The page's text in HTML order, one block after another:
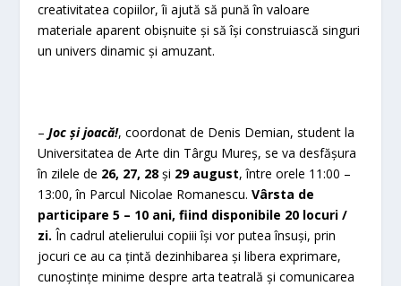
creativitatea copiilor, îi ajută să pună în valoare
materiale aparent obișnuite și să își construiască singuri
un univers dinamic și amuzant.
–Joc și joacă!, coordonat de Denis Demian, student la
Universitatea de Arte din Târgu Mureș, se va desfășura
în zilele de 26, 27, 28și 29 august, între orele 11:00 –
13:00, în Parcul Nicolae Romanescu. Vârsta de
participare 5 – 10 ani, fiind disponibile 20 locuri /
zi. În cadrul atelierului copiii își vor putea însuși, prin
jocuri ce au ca țintă dezinhibarea și libera exprimare,
cunoștințe minime despre arta teatrală și comunicarea